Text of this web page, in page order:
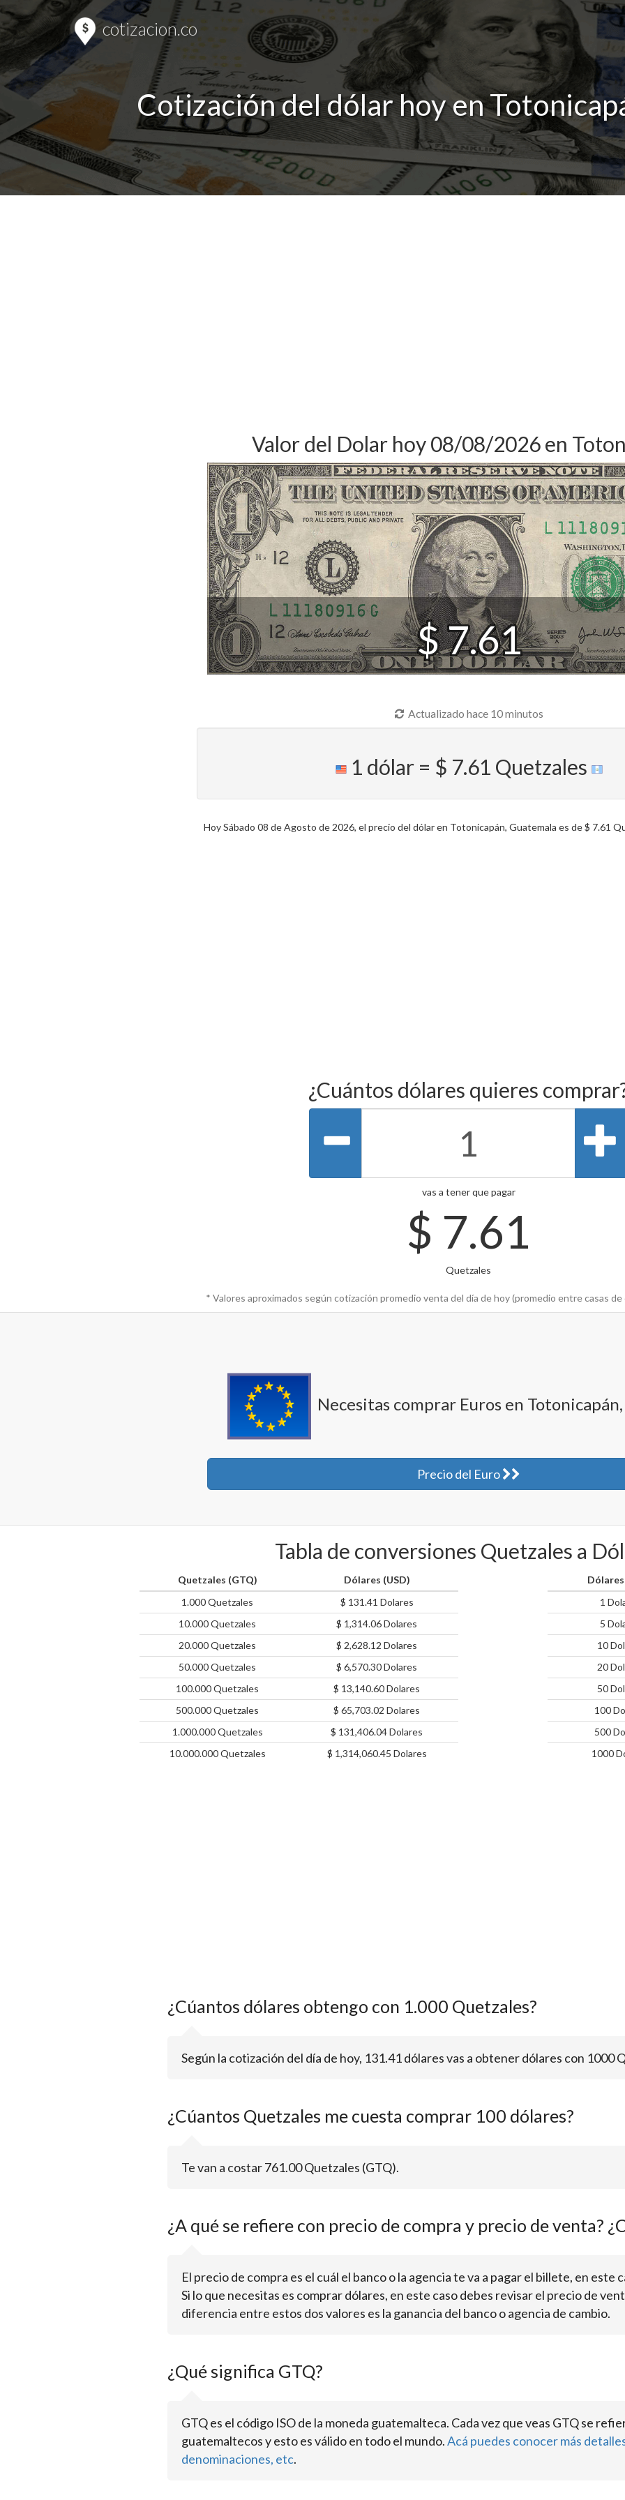
cotizacion.co
Cotización del dólar hoy en
Valor del Dolar hoy 08/08/2026 en
$ 7.61
Actualizado hace 10 minutos
1 dólar = $ 7.61 Quetzales
Hoy Sábado 08 de Agosto de 2026, el precio del dólar en Totonicapán, Guatemala es de $ 7.61
¿Cuántos dólares quieres
vas a tener que pagar
$ 7.61
Quetzales
* Valores aproximados según cotización promedio venta del día de hoy (promedio entre casas
Necesitas comprar Euros en
Precio del Euro
Tabla de conversiones Quetzales a
Quetzales (GTQ)
Dólares (USD)
1.000 Quetzales
$ 131.41 Dolares
10.000 Quetzales
$ 1,314.06 Dolares
20.000 Quetzales
$ 2,628.12 Dolares
50.000 Quetzales
$ 6,570.30 Dolares
100.000 Quetzales
$ 13,140.60 Dolares
500.000 Quetzales
$ 65,703.02 Dolares
1.000.000 Quetzales
$ 131,406.04 Dolares
10.000.000 Quetzales
$ 1,314,060.45 Dolares
1
5
10
20
50
100
500
1000
¿Cúantos dólares obtengo con 1.000 Quetzales?
Según la cotización del día de hoy, 131.41 dólares vas a obtener dólares con 1000
¿Cúantos Quetzales me cuesta comprar 100 dólares?
Te van a costar 761.00 Quetzales (GTQ).
¿A qué se refiere con precio de compra y precio de venta?
El precio de compra es el cuál el banco o la agencia te va a pagar el billete, en este
Si lo que necesitas es comprar dólares, en este caso debes revisar el precio de
diferencia entre estos dos valores es la ganancia del banco o agencia de cambio.
¿Qué significa GTQ?
GTQ es el código ISO de la moneda guatemalteca. Cada vez que veas GTQ se
guatemaltecos y esto es válido en todo el mundo.Acá puedes conocer más
denominaciones, etc.